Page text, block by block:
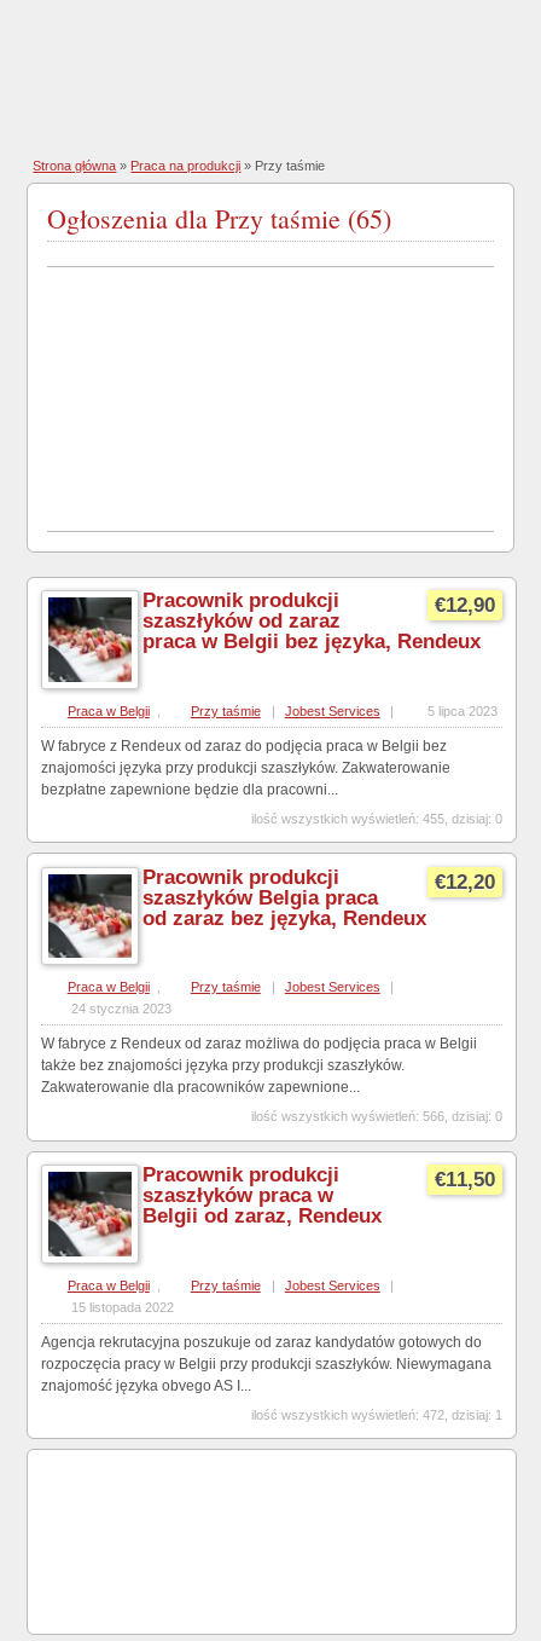
Strona główna » Praca na produkcji » Przy taśmie
Ogłoszenia dla Przy taśmie (65)
€12,90
Pracownik produkcji
szaszłyków od zaraz
praca w Belgii bez języka, Rendeux
Praca w Belgii Przy taśmie | Jobest Services | 5 lipca 2023
W fabryce z Rendeux od zaraz do podjęcia praca w Belgii bez
znajomości języka przy produkcji szaszłyków. Zakwaterowanie
bezpłatne zapewnione będzie dla pracowni...
ilość wszystkich wyświetleń: 455, dzisiaj: 0
€12,20
Pracownik produkcji
szaszłyków Belgia praca
od zaraz bez języka, Rendeux
Praca w Belgii , Przy taśmie Jobest Services
24 stycznia 2023
W fabryce z Rendeux od zaraz możliwa do podjęcia praca w Belgii
także bez znajomości języka przy produkcji szaszłyków.
Zakwaterowanie dla pracowników zapewnione...
ilość wszystkich wyświetleń: 566, dzisiaj: 0
€11,50
Pracownik produkcji
szaszłyków praca w
Belgii od zaraz, Rendeux
Praca w Belgii Przy taśmie | Jobest Services
|
15 listopada 2022
Agencja rekrutacyjna poszukuje od zaraz kandydatów gotowych do
rozpoczęcia pracy w Belgii przy produkcji szaszłyków. Niewymagana
znajomość języka obvego AS I...
ilość wszystkich wyświetleń: 472, dzisiaj: 1